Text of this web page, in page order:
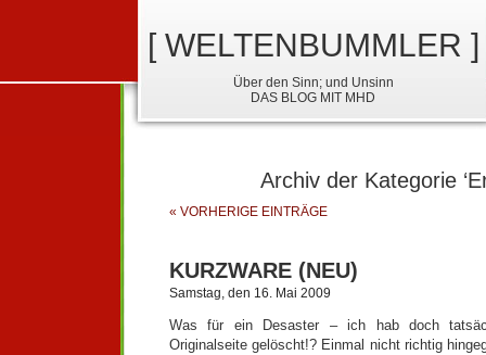
[ WELTENBUMMLER ]
Über den Sinn; und Unsinn
DAS BLOG MIT MHD
Archiv der Kategorie
« VORHERIGE EINTRÄGE
KURZWARE (NEU)
Samstag, den 16. Mai 2009
Was für ein Desaster – ich hab doch
Originalseite gelöscht!? Einmal nicht richtig